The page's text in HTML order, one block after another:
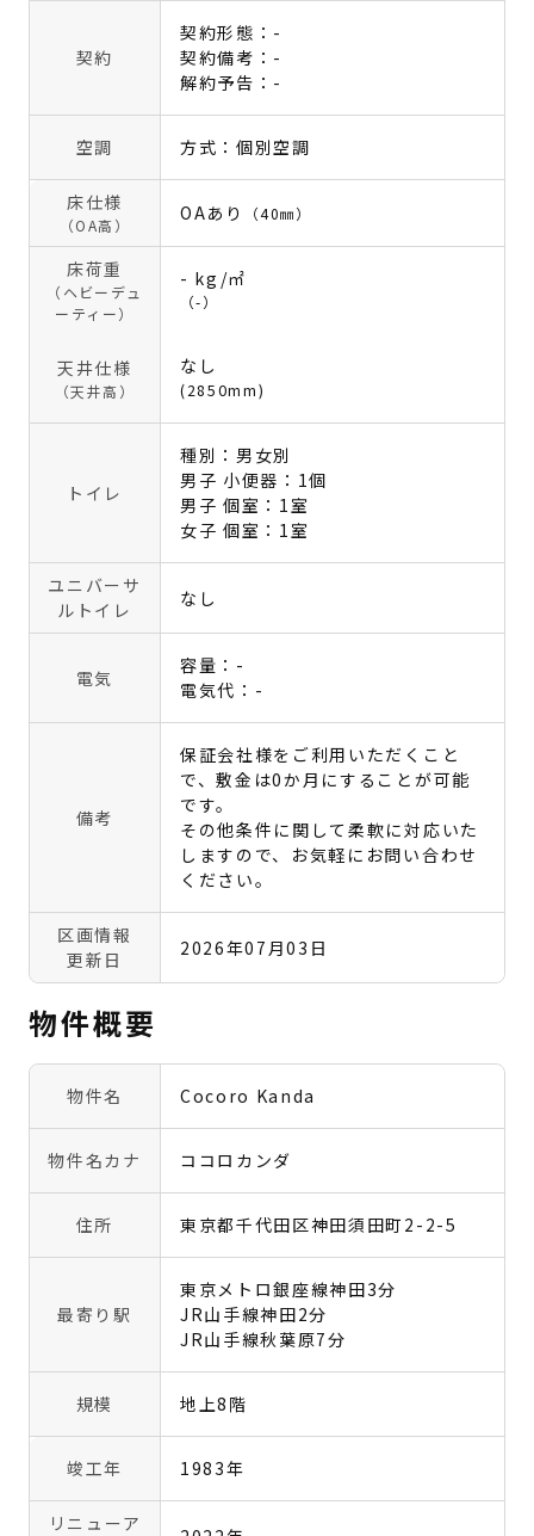
契約
契約形態：-
契約備考：-
解約予告：-
空調 方式：個別空調
床仕様
（OA高）
OAあり （40㎜）
床荷重
（ヘビーデュ
ーティー）
- kg/㎡
（-）
天井仕様
（天井高）
なし
(2850mm)
トイレ
種別：男女別
男子 小便器：1個
男子 個室：1室
女子 個室：1室
ユニバーサ
ルトイレ
なし
電気
容量：-
電気代：-
備考
保証会社様をご利用いただくこと
で、敷金は0か月にすることが可能
です。
その他条件に関して柔軟に対応いた
しますので、お気軽にお問い合わせ
ください。
区画情報
更新日
2026年07月03日
物件概要
物件名 Cocoro Kanda
物件名カナ ココロカンダ
住所 東京都千代田区神田須田町2-2-5
最寄り駅
東京メトロ銀座線神田3分
JR山手線神田2分
JR山手線秋葉原7分
規模 地上8階
竣工年 1983年
リニューア